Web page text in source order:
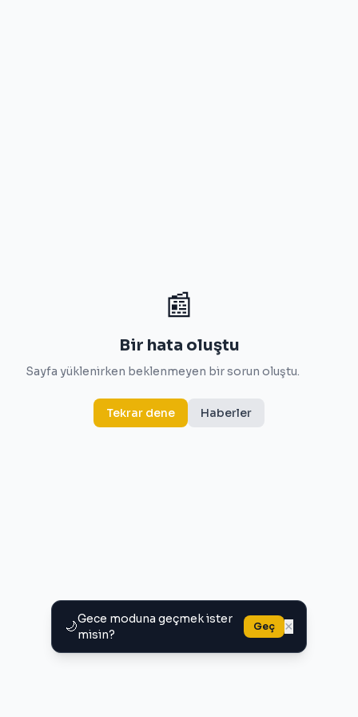
🌙Gece moduna geçmek ister
misin?
Geç ×
📰
Bir hata oluştu
Sayfa yüklenirken beklenmeyen bir sorun oluştu.
Tekrar dene Haberler